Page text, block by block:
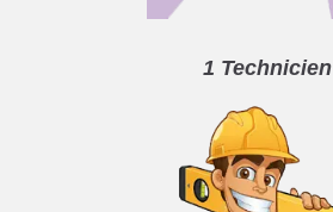
1 Technicien